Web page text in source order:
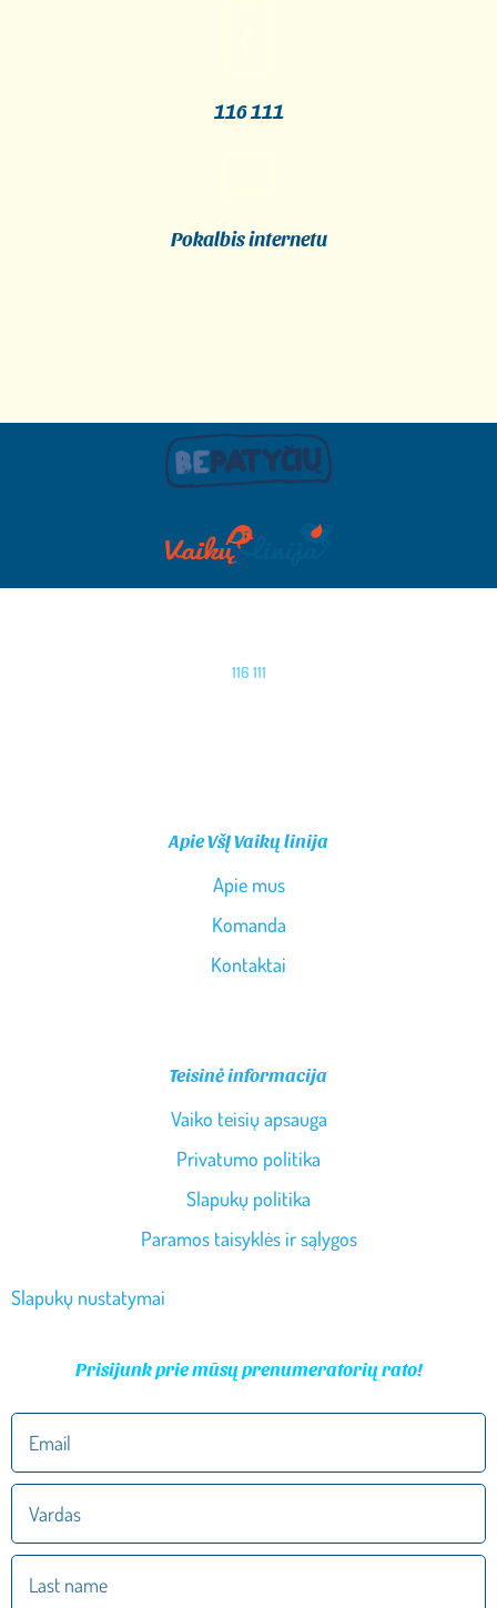
116 111
Pokalbis internetu
116 111
Apie VšĮ Vaikų linija
Apie mus
Komanda
Kontaktai
Teisinė informacija
Vaiko teisių apsauga
Privatumo politika
Slapukų politika
Paramos taisyklės ir sąlygos
Slapukų nustatymai
Prisijunk prie mūsų prenumeratorių rato!